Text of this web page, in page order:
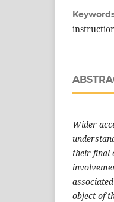
Wider
their final
object of